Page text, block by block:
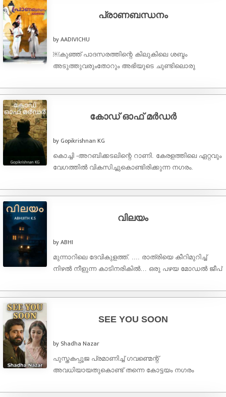
പ്രാണബന്ധനം
by AADIVICHU
￼കുഞ്ഞ് പാദസരത്തിന്റെ കിലുകിലെ ശബ്ദം
അടുത്തുവരുംതോറും അഭിയുടെ ചുണ്ടിലൊരു
കിച്ചൺസിങ്കിലേക്ക് തന്നെവച്ച് നനഞ്ഞ കൈകൾ തന്റെ
തുടച്ചുകൊണ്ടവൾ ...കോഡ് ഓഫ് മർഡർ
by Gopikrishnan KG
കൊച്ചി -അറബിക്കടലിന്റെ റാണി. കേരളത്തിലെ ഏറ്റവും
വേഗത്തിൽ വികസിച്ചുകൊണ്ടിരിക്കുന്ന നഗരം.
പലതാണ്. കൊച്ചി നഗരത്തിന്റെ തിരക്കിലേക്ക് ഊളിയിട്ടു
വിലയം
by ABHI
മുന്നാറിലെ ദേവികുളത്ത്. .... രാത്രിയെ കീറിമുറിച്ച്
നിഴൽ നീളുന്ന കാടിനരികിൽ… ഒരു പഴയ മോഡൽ ജീപ്
ഉയരവും , കരുത്തുറ്റ ഉറച്ച ശരീരവും ,ചെറുതായി ...
SEE YOU SOON
by Shadha Nazar
പുസ്തകപ്പൂജ പ്രമാണിച്ച് ഗവണ്മെന്റ്
അവധിയായതുകൊണ്ട് തന്നെ കോട്ടയം നഗരം
ആവശ്യത്തിനായുള്ള അത്യാവശ്യകോൾ അറ്റൻഡ്